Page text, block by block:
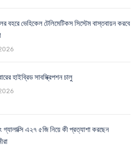
বহরে ভেহিকেল টেলিমেটিকস সিস্টেম বাস্তবায়ন করবে
হাইব্রিড সাবস্ক্রিপশন চালু
গ্যালাক্সি এ২৭ ৫জি নিয়ে কী প্রত্যাশা করছেন